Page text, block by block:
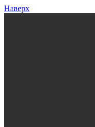
Наверх